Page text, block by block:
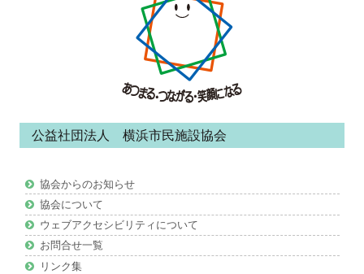
テ
ツ
公益社団法人 横浜市民施設協会
協会からのお知らせ
協会について
ウェブアクセシビリティについて
お問合せ一覧
リンク集